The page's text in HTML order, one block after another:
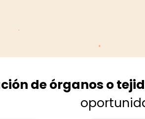
de órganos o